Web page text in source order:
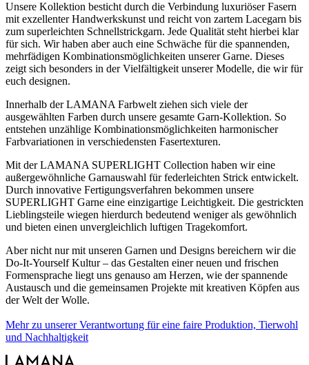
Unsere Kollektion besticht durch die Verbindung luxuriöser Fasern
mit exzellenter Handwerkskunst und reicht von zartem Lacegarn bis
zum superleichten Schnellstrickgarn. Jede Qualität steht hierbei klar
für sich. Wir haben aber auch eine Schwäche für die spannenden,
mehrfädigen Kombinationsmöglichkeiten unserer Garne. Dieses
zeigt sich besonders in der Vielfältigkeit unserer Modelle, die wir für
euch designen.
Innerhalb der LAMANA Farbwelt ziehen sich viele der
ausgewählten Farben durch unsere gesamte Garn-Kollektion. So
entstehen unzählige Kombinationsmöglichkeiten harmonischer
Farbvariationen in verschiedensten Fasertexturen.
Mit der LAMANA SUPERLIGHT Collection haben wir eine
außergewöhnliche Garnauswahl für federleichten Strick entwickelt.
Durch innovative Fertigungsverfahren bekommen unsere
SUPERLIGHT Garne eine einzigartige Leichtigkeit. Die gestrickten
Lieblingsteile wiegen hierdurch bedeutend weniger als gewöhnlich
und bieten einen unvergleichlich luftigen Tragekomfort.
Aber nicht nur mit unseren Garnen und Designs bereichern wir die
Do-It-Yourself Kultur – das Gestalten einer neuen und frischen
Formensprache liegt uns genauso am Herzen, wie der spannende
Austausch und die gemeinsamen Projekte mit kreativen Köpfen aus
der Welt der Wolle.
Mehr zu unserer Verantwortung für eine faire Produktion, Tierwohl
und Nachhaltigkeit